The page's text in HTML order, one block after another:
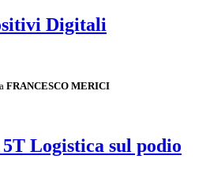
Digitali
FRANCESCO MERICI
Logistica sul podio